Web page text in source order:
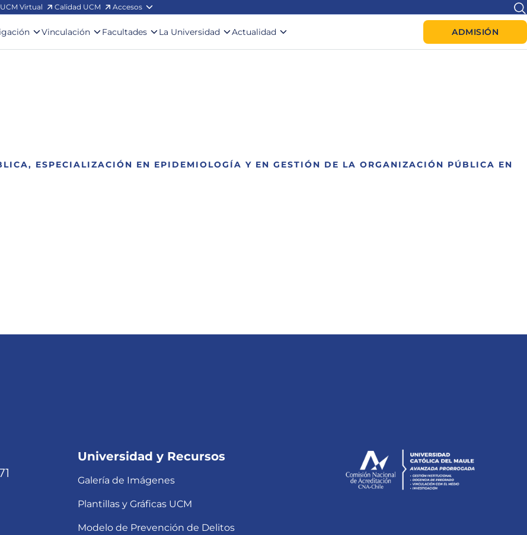
UCM Virtual Calidad UCM Accesos
Vinculación Facultades La Universidad Actualidad ADMISIÓN
ESPECIALIZACIÓN EN EPIDEMIOLOGÍA Y EN GESTIÓN DE LA ORGANIZACIÓN PÚBLICA EN
Universidad y Recursos
Galería de Imágenes
Plantillas y Gráficas UCM
Modelo de Prevención de Delitos